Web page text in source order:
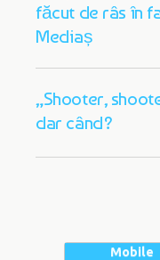
făcut de râs în
Mediaș
„Shooter,
dar când?
Mobile